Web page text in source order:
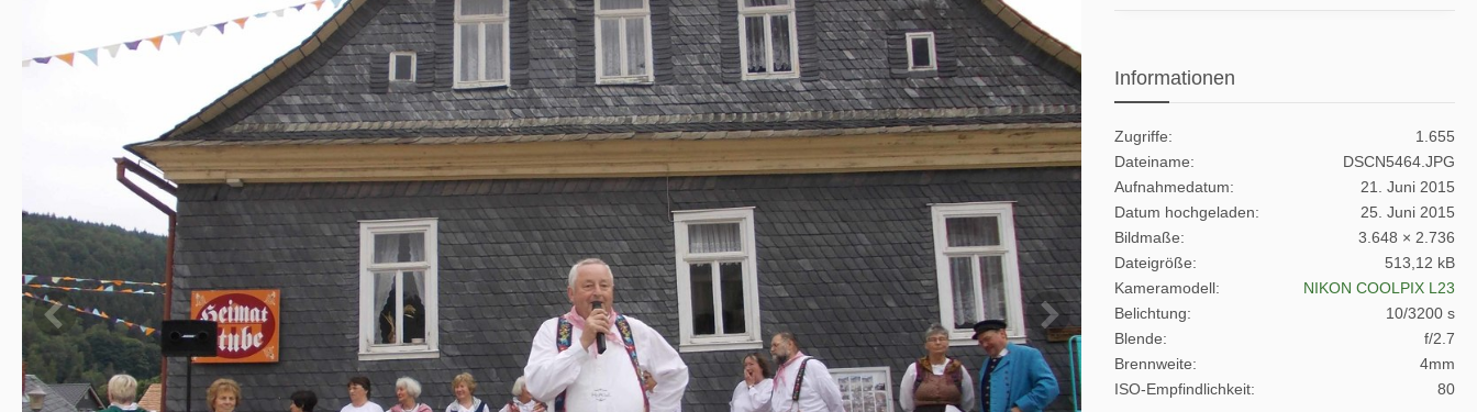
Informationen
Zugriffe
1.655
Dateiname
DSCN5464.JPG
Aufnahmedatum
21. Juni 2015
Datum hochgeladen
25. Juni 2015
Bildmaße
3.648 × 2.736
Dateigröße
513,12 kB
Kameramodell
NIKON COOLPIX L23
Belichtung
10/3200 s
Blende
f/2.7
Brennweite
4mm
ISO-Empfindlichkeit
80